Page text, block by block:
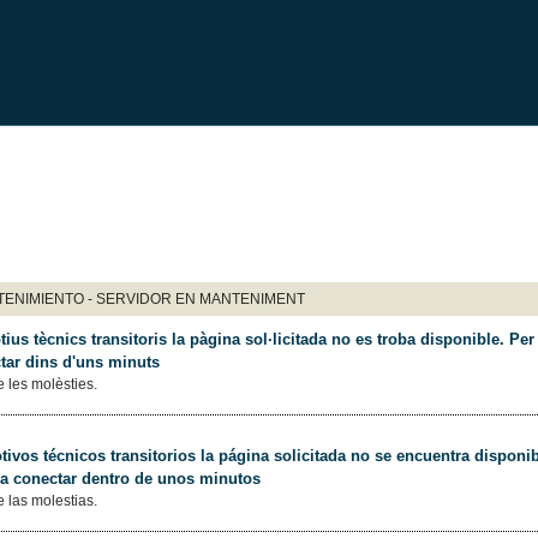
- SERVIDOR EN MANTENIMENT
tècnics transitoris la pàgina sol·licitada no es troba disponible. Per
dins d'uns minuts
les molèsties.
técnicos transitorios la página solicitada no se encuentra
conectar dentro de unos minutos
las molestias.